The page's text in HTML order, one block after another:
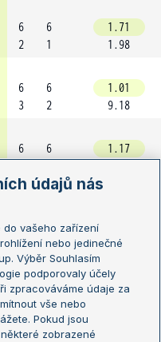
6
2
6
1
1.71
1.98
6
3
6
2
1.01
9.18
6
6
1.17
4
3
7
5
6
4
1.11
5.10
údajů nás
do vašeho zařízení
nebo jedinečné
Výběr Souhlasím
podporovaly účely
zpracováváme údaje za
vše nebo
Pokud jsou
zobrazené